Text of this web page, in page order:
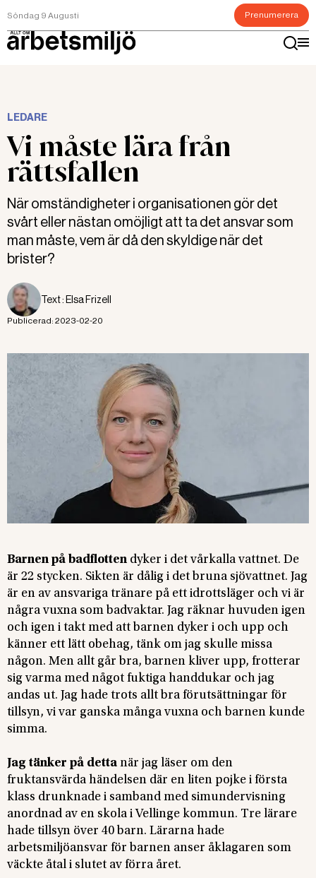
Söndag 9 Augusti Prenumerera
LEDARE
Vi måste lära från
rättsfallen
När omständigheter i organisationen gör det
svårt eller nästan omöjligt att ta det ansvar som
man måste, vem är då den skyldige när det
brister?
Text : Elsa Frizell
Publicerad: 2023-02-20
Barnen på badflotten dyker i det vårkalla vattnet. De
är 22 stycken. Sikten är dålig i det bruna sjövattnet. Jag
är en av ansvariga tränare på ett idrottsläger och vi är
några vuxna som badvaktar. Jag räknar huvuden igen
och igen i takt med att barnen dyker i och upp och
känner ett lätt obehag, tänk om jag skulle missa
någon. Men allt går bra, barnen kliver upp, frotterar
sig varma med något fuktiga handdukar och jag
andas ut. Jag hade trots allt bra förutsättningar för
tillsyn, vi var ganska många vuxna och barnen kunde
simma.
Jag tänker på detta när jag läser om den
fruktansvärda händelsen där en liten pojke i första
klass drunknade i samband med simundervisning
anordnad av en skola i Vellinge kommun. Tre lärare
hade tillsyn över 40 barn. Lärarna hade
arbetsmiljöansvar för barnen anser åklagaren som
väckte åtal i slutet av förra året.